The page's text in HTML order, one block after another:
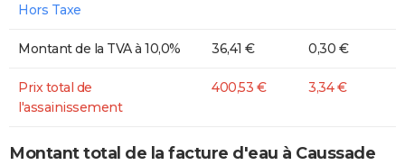
Hors Taxe
Montant de la TVA à 10,0% 36,41 € 0,30 €
Prix total de
l'assainissement
400,53 € 3,34 €
Montant total de la facture d'eau à Caussade